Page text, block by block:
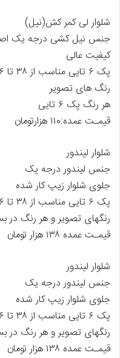
شلوار لی کمر کش(نیل)
جنس نیل کشی درجه یک
کیفیت عالی
پک ۶ تایی مناسب از ۳۸ تا ۴۶
رنگ های تصویر
هر رنگ پک ۶ تایی
قیمـت عمده:۱۱۰ هزارتومان
شلوار لیندور
جنس لیندور درجه یک
جلوی شلوار زیپ کار شده
پک ۶ تایی مناسب از ۳۸ تا ۴۶
رنگهای تصویر و هر رنگ در بسته
قیمـت عمده ۱۳۸ هزار تومان
شلوار لیندور
جنس لیندور درجه یک
جلوی شلوار زیپ کار شده
پک ۶ تایی مناسب از ۳۸ تا ۴۶
رنگهای تصویر و هر رنگ در بسته
قیمـت عمده ۱۳۸ هزار تومان